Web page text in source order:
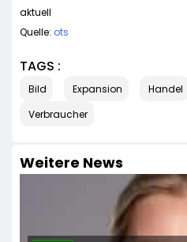
aktuell
Quelle: ots
TAGS :
Bild Expansion Handel
Verbraucher
Weitere News